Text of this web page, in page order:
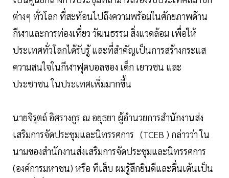
ต่างๆ ทั่วโลก ที่สะท้อนไปถึงความพร้อมในศักยภาพด้าน
กีฬาและการท่องเที่ยว วัฒนธรรม สิ่งแวดล้อม เพื่อให้
ประเทศทั่วโลกได้รับรู้ และที่สำคัญเป็นการสร้างกระแส
ความสนใจในกีฬาฟุตบอลของ เด็ก เยาวชน และ
ประชาชน ในประเทศเพิ่มมากขึ้น
นายจิรุตถ์ อิศรางกูร ณ อยุธยา ผู้อำนวยการสำนักงานส่ง
เสริมการจัดประชุมและนิทรรศการ (TCEB ) กล่าวว่า ใน
นามของสำนักงานส่งเสริมการจัดประชุมและนิทรรศการ
(องค์การมหาชน) หรือ ทีเส็บ ผมรู้สึกยินดีและตื่นเต้นเป็น